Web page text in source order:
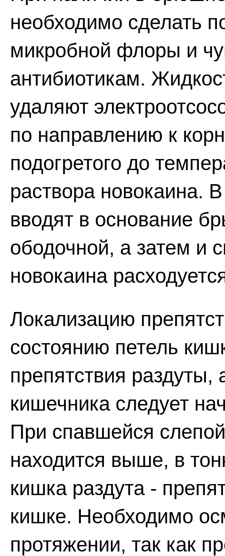
необходимо сделать
микробной флоры и
антибиотикам.
удаляют
по направлению к
подогретого до
раствора новокаина.
вводят в основание
ободочной, а затем и
новокаина
Локализацию
состоянию петель
препятствия
кишечника следует
При спавшейся
находится выше, в
кишка раздута -
кишке. Необходимо
протяжении, так как